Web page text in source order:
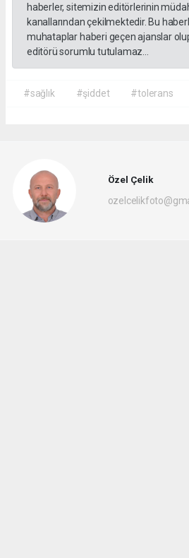
haberler, sitemizin editörlerinin
kanallarından çekilmektedir. Bu
muhataplar haberi geçen ajanslar
editörü sorumlu tutulamaz...
#sağlık #şiddet #tolerans
Özel Çelik